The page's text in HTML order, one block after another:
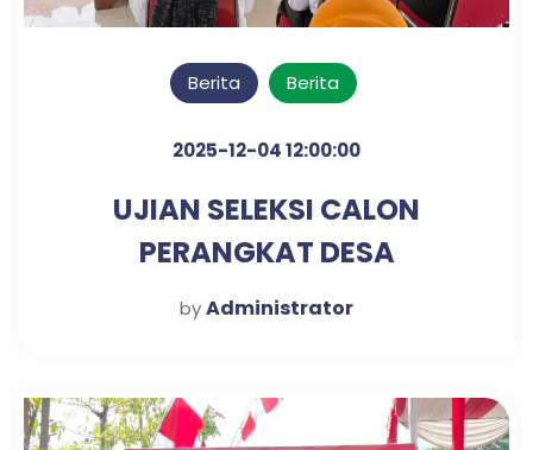
Berita Berita
2025-12-04 12:00:00
UJIAN SELEKSI CALON
PERANGKAT DESA
KLAMPISREJO
byAdministrator